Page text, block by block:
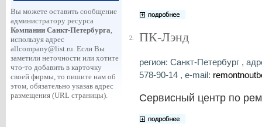
Вы можете оставить сообщение
администратору ресурса
Компании Санкт-Петербурга,
используя адрес
allcompany@list.ru. Если Вы
заметили неточности или хотите
что-то добавить в карточку
своей фирмы, то пишите нам об
этом, обязательно указав адрес
размещения (URL страницы).
2. ПК-Лэнд
регион: Санкт-Петербург ,
578-90-14 , e-mail:
Сервисный центр по